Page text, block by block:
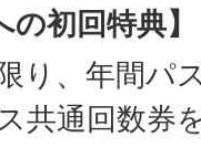
の初回特典】
り、年間パ
共通回数券